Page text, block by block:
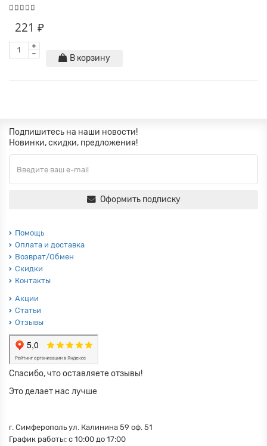
221 ₽
В корзину
Подпишитесь на наши новости!
Новинки, скидки, предложения!
Оформить подписку
Помощь
Оплата и доставка
Возврат/Обмен
Скидки
Контакты
Акции
Статьи
Отзывы
Спасибо, что оставляете отзывы!
Это делает нас лучше
г. Симферополь ул. Калинина 59 оф. 51
График работы: с 10:00 до 17:00